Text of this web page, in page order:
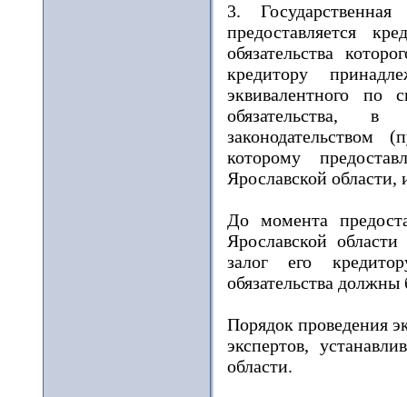
3.
предоставляется
обязательства
кредитору
эквивалентного по
обязательства,
которому
Ярославской области,
До момента
Ярославской
залог его
обязательства
Порядок проведения
экспертов,
области.